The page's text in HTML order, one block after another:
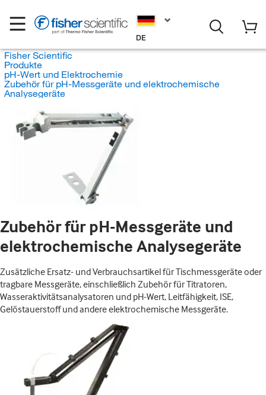
DE
Fisher Scientific
Produkte
pH-Wert und Elektrochemie
Zubehör für pH-Messgeräte und elektrochemische
Analysegeräte
Zubehör für pH-Messgeräte und
elektrochemische Analysegeräte
Zusätzliche Ersatz- und Verbrauchsartikel für Tischmessgeräte oder
tragbare Messgeräte, einschließlich Zubehör für Titratoren,
Wasseraktivitätsanalysatoren und pH-Wert, Leitfähigkeit, ISE,
Gelöstauerstoff und andere elektrochemische Messgeräte.